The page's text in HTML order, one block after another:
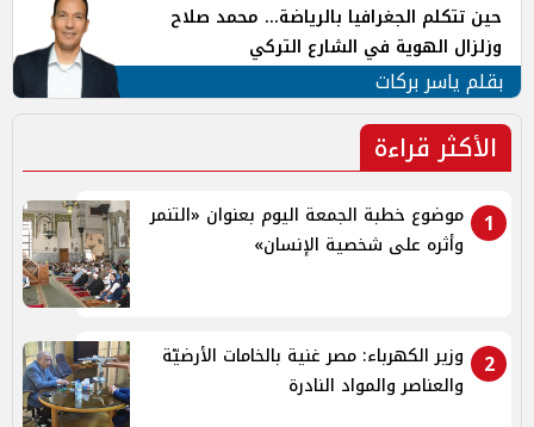
حين تتكلم الجغرافيا بالرياضة... محمد صلاح
وزلزال الهوية في الشارع التركي
بقلم ياسر بركات
الأكثر قراءة
1
موضوع خطبة الجمعة اليوم بعنوان «التنمر
وأثره على شخصية الإنسان»
2
وزير الكهرباء: مصر غنية بالخامات الأرضيّة
والعناصر والمواد النادرة